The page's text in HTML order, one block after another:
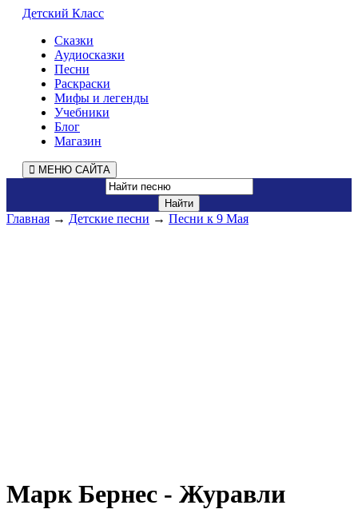
Детский Класс
Сказки
Аудиосказки
Песни
Раскраски
Мифы и легенды
Учебники
Блог
Магазин
МЕНЮ САЙТА
Главная → Детские песни → Песни к 9 Мая
Марк Бернес - Журавли